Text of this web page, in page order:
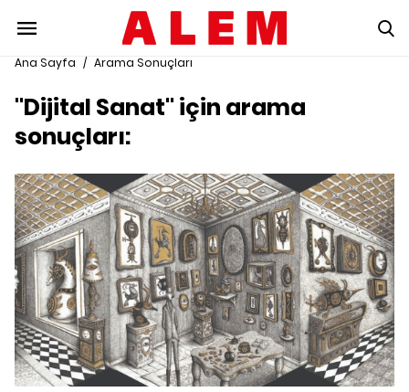
Ana Sayfa / Arama Sonuçları
"Dijital Sanat" için arama
sonuçları: